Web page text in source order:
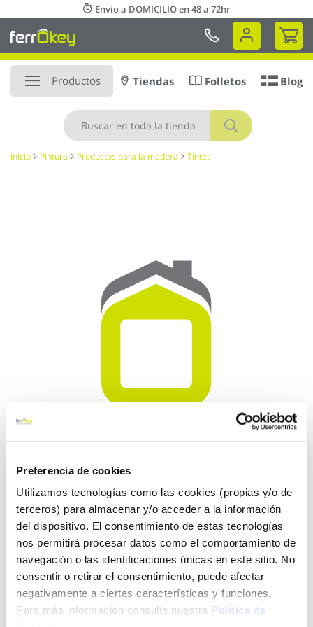
Preferencia de cookies
Utilizamos tecnologías como las cookies (propias y/o de
terceros) para almacenar y/o acceder a la información
del dispositivo. El consentimiento de estas tecnologías
nos permitirá procesar datos como el comportamiento de
navegación o las identificaciones únicas en este sitio. No
consentir o retirar el consentimiento, puede afectar
negativamente a ciertas características y funciones.
Para más información consulte nuestra Política de
al
contenido
Envío a DOMICILIO en 48 a 72hr
Mi
Productos
Buscar
Tiendas Folletos Blog
Inicio Pintura Productos para la madera Tintes
FOLLETO
Tinte madera promade al
agua acol604 125 ml
Promade Ref:CF-101815
Indicado para el teñido de la madera no barnizada, escayola y
Saltar
al
comienzo
de
la
galería
imágenes